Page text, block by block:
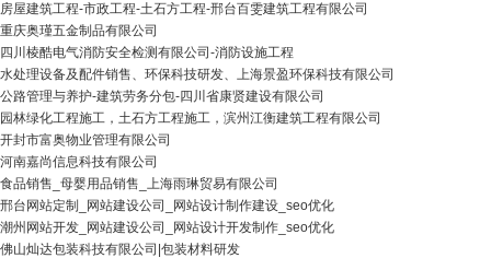
房屋建筑工程-市政工程-土石方工程-邢台百雯建筑工程有限公司
重庆奥瑾五金制品有限公司
四川棱酷电气消防安全检测有限公司-消防设施工程
水处理设备及配件销售、环保科技研发、上海景盈环保科技有限公司
公路管理与养护-建筑劳务分包-四川省康贤建设有限公司
园林绿化工程施工，土石方工程施工，滨州江衡建筑工程有限公司
开封市富奥物业管理有限公司
河南嘉尚信息科技有限公司
食品销售_母婴用品销售_上海雨琳贸易有限公司
邢台网站定制_网站建设公司_网站设计制作建设_seo优化
潮州网站开发_网站建设公司_网站设计开发制作_seo优化
佛山灿达包装科技有限公司|包装材料研发